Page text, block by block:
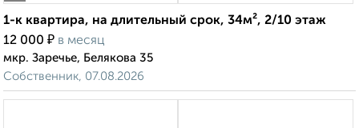
1-к квартира, на длительный срок, 34м², 2/10 этаж
12 000 ₽ в месяц
мкр. Заречье, Белякова 35
Собственник, 07.08.2026